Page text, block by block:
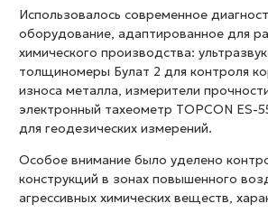
Использовалось современное
оборудование, адаптированное для
химического производства:
толщиномеры Булат 2 для контроля
износа металла, измерители
электронный тахеометр TOPCON ES-
для геодезических измерений.
Особое внимание было уделено
конструкций в зонах повышенного
агрессивных химических веществ,